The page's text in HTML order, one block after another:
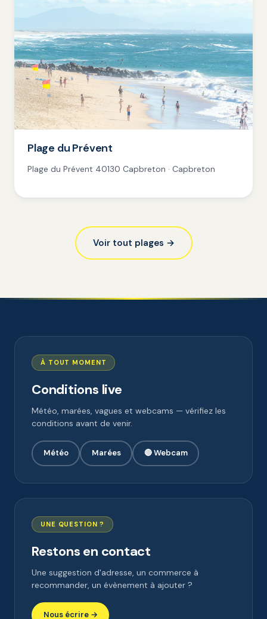
Plage du Prévent
Plage du Prévent 40130 Capbreton · Capbreton
Voir tout plages →
À TOUT MOMENT
Conditions live
Météo, marées, vagues et webcams — vérifiez les
conditions avant de venir.
Météo Marées 🔴 Webcam
UNE QUESTION ?
Restons en contact
Une suggestion d'adresse, un commerce à
recommander, un évènement à ajouter ?
Nous écrire →